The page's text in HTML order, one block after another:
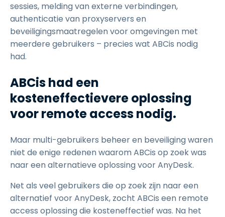
sessies, melding van externe verbindingen,
authenticatie van proxyservers en
beveiligingsmaatregelen voor omgevingen met
meerdere gebruikers – precies wat ABCis nodig
had.
ABCis had een
kosteneffectievere oplossing
voor remote access nodig.
Maar multi-gebruikers beheer en beveiliging waren
niet de enige redenen waarom ABCis op zoek was
naar een alternatieve oplossing voor AnyDesk.
Net als veel gebruikers die op zoek zijn naar een
alternatief voor AnyDesk, zocht ABCis een remote
access oplossing die kosteneffectief was. Na het